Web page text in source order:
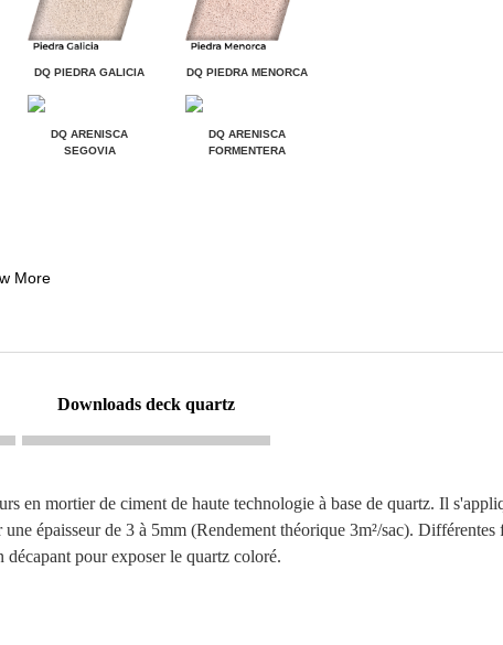
DQ PIEDRA GALICIA DQ PIEDRA MENORCA
DQ ARENISCA
SEGOVIA
DQ ARENISCA
FORMENTERA
More
downloads deck quartz
en mortier de ciment de haute technologie à base de quartz. Il
épaisseur de 3 à 5mm (Rendement théorique 3m²/sac).
pour exposer le quartz coloré.